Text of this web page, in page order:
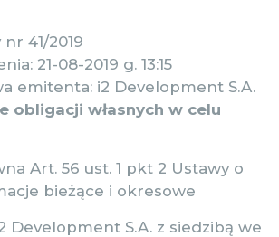
41/2019
21-08-2019 g. 13:15
emitenta: i2 Development S.A.
obligacji własnych w celu
Art. 56 ust. 1 pkt 2 Ustawy o
bieżące i okresowe
Development S.A. z siedzibą we